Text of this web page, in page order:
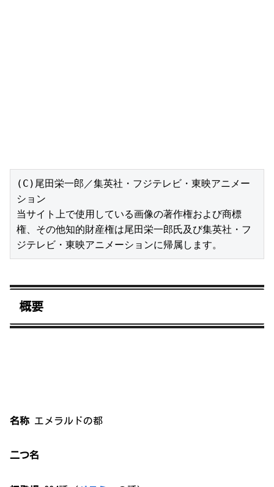
(C)尾田栄一郎／集英社・フジテレビ・東映アニメー
ション
当サイト上で使用している画像の著作権および商標
権、その他知的財産権は尾田栄一郎氏及び集英社・フ
ジテレビ・東映アニメーションに帰属します。
概要
名称 エメラルドの都
二つ名